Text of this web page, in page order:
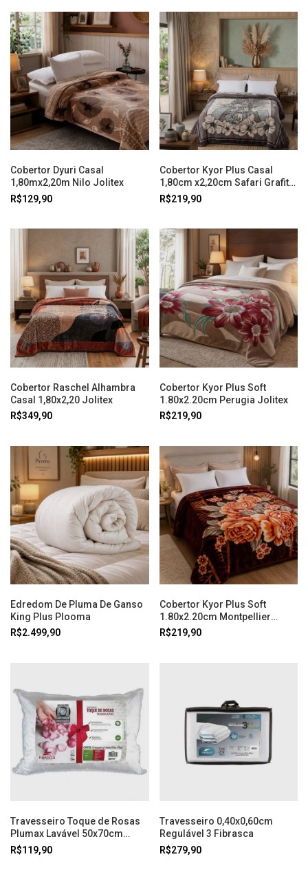
Cobertor Dyuri Casal
1,80mx2,20m Nilo Jolitex
R$129,90
Cobertor Kyor Plus Casal
1,80cm x2,20cm Safari Grafite
Jolitex
R$219,90
Cobertor Raschel Alhambra
Casal 1,80x2,20 Jolitex
R$349,90
Cobertor Kyor Plus Soft
1.80x2.20cm Perugia Jolitex
R$219,90
Edredom De Pluma De Ganso
King Plus Plooma
R$2.499,90
Cobertor Kyor Plus Soft
1.80x2.20cm Montpellier
Jolitex
R$219,90
Travesseiro Toque de Rosas
Plumax Lavável 50x70cm
Fibrasca
R$119,90
Travesseiro 0,40x0,60cm
Regulável 3 Fibrasca
R$279,90